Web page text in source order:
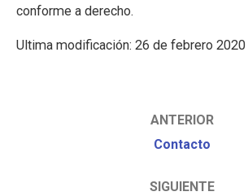
conforme a derecho.
Ultima modificación: 26 de febrero 2020
ANTERIOR
Contacto
SIGUIENTE